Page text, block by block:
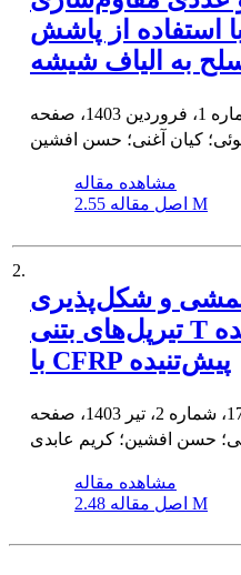
استفاده از پاشش
کیان آغنی؛ حسن افشین
مشاهده مقاله
اصل مقاله 2.55 M
2.
و شکل‌پذیری
تیرپل‌های بتنی T شکل مقاوم‌سازی شده
با CFRP پیش‌تنیده
حسن افشین؛ کریم عابدی
مشاهده مقاله
اصل مقاله 2.48 M